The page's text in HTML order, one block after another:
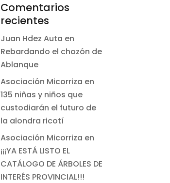
Comentarios
recientes
Juan Hdez Auta en
Rebardando el chozón de
Ablanque
Asociación Micorriza en
135 niñas y niños que
custodiarán el futuro de
la alondra ricotí
Asociación Micorriza en
¡¡¡YA ESTÁ LISTO EL
CATÁLOGO DE ÁRBOLES DE
INTERÉS PROVINCIAL!!!